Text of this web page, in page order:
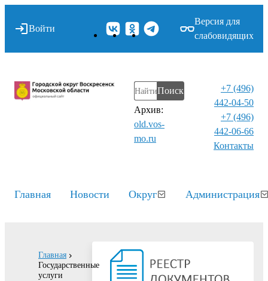
Войти
Версия для
слабовидящих
Поиск
Архив:
old.vos-
mo.ru
+7 (496)
442-04-50
+7 (496)
442-06-66
Контакты⁠
Главная Новости Округ Администрация
Главная
Государственные
услуги